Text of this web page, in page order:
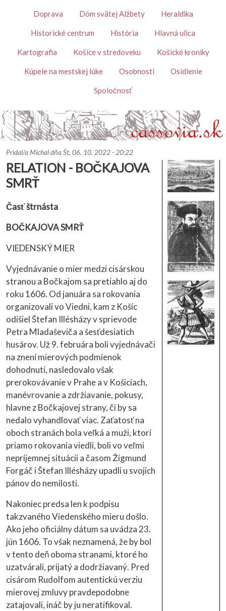
TémyDoprava Dóm svätej Alžbety Heraldika
Historické centrum História Hlavná ulica
Kartografia Košice v stredoveku Košické kroniky
Kúpele na mestskej lúke Osobnosti Osídlenie
Spoločnosť
Pridal/a MichaldňaŠt, 06. 10. 2022 - 20:22
RELATION - BOČKAJOVA
SMRŤ
Časť štrnásta
BOČKAJOVA SMRŤ
VIEDENSKÝ MIER
Vyjednávanie o mier medzi cisárskou
stranou a Bočkajom sa pretiahlo aj do
roku 1606. Od januára sa rokovania
organizovali vo Viedni, kam z Košíc
odišiel Štefan Illésházy v sprievode
Petra Mladaševiča a šesťdesiatich
husárov. Už 9. februára boli vyjednávači
na znení mierových podmienok
dohodnutí, nasledovalo však
prerokovávanie v Prahe a v Košiciach,
manévrovanie a zdržiavanie, pokusy,
hlavne z Bočkajovej strany, či by sa
nedalo vyhandlovať viac. Zaťatosť na
oboch stranách bola veľká a muži, ktorí
priamo rokovania viedli, boli vo veľmi
nepríjemnej situácii a časom Žigmund
Forgáč i Štefan Illésházy upadli u svojich
pánov do nemilosti.
Nakoniec predsa len k podpisu
takzvaného Viedenského mieru došlo.
Ako jeho oficiálny dátum sa uvádza 23.
jún 1606. To však neznamená, že by bol
v tento deň oboma stranami, ktoré ho
uzatvárali, prijatý a dodržiavaný. Pred
cisárom Rudolfom autentickú verziu
mierovej zmluvy pravdepodobne
zatajovali, ináč by ju neratifikoval.